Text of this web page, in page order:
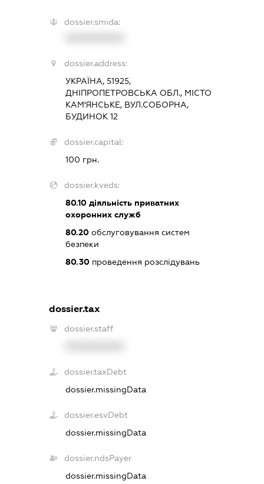
dossier.smida:
dossier.address:
УКРАЇНА, 51925,
ДНІПРОПЕТРОВСЬКА ОБЛ., МІСТО
КАМ'ЯНСЬКЕ, ВУЛ.СОБОРНА,
БУДИНОК 12
dossier.capital:
100 грн.
dossier.kveds:
80.10діяльність приватних
охоронних служб
80.20обслуговування систем
безпеки
80.30проведення розслідувань
dossier.tax
dossier.staff
dossier.taxDebt
dossier.missingData
dossier.esvDebt
dossier.missingData
dossier.ndsPayer
dossier.missingData